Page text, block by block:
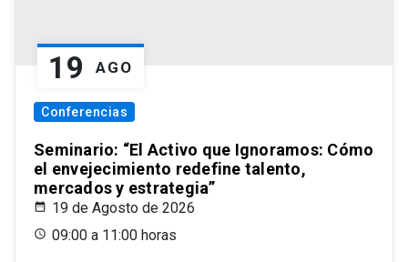
19 AGO
Conferencias
Seminario: “El Activo que Ignoramos: Cómo
el envejecimiento redefine talento,
mercados y estrategia”
19 de Agosto de 2026
09:00 a 11:00 horas